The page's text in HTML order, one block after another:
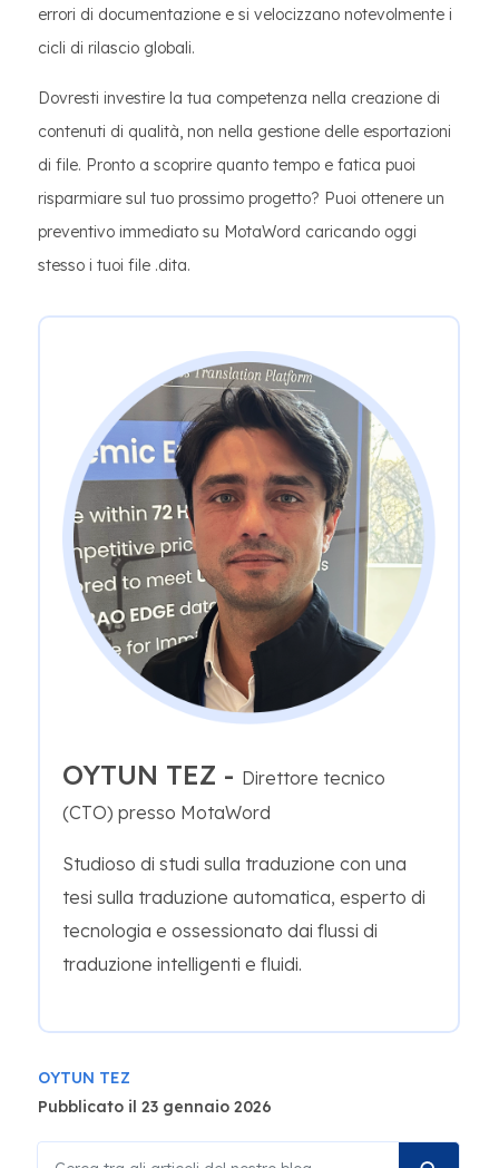
errori di documentazione e si velocizzano notevolmente i
cicli di rilascio globali.
Dovresti investire la tua competenza nella creazione di
contenuti di qualità, non nella gestione delle esportazioni
di file. Pronto a scoprire quanto tempo e fatica puoi
risparmiare sul tuo prossimo progetto? Puoi ottenere un
preventivo immediato su MotaWord caricando oggi
stesso i tuoi file .dita.
OYTUN TEZ - Direttore tecnico
(CTO) presso MotaWord
Studioso di studi sulla traduzione con una
tesi sulla traduzione automatica, esperto di
tecnologia e ossessionato dai flussi di
traduzione intelligenti e fluidi.
OYTUN TEZ
Pubblicato il 23 gennaio 2026